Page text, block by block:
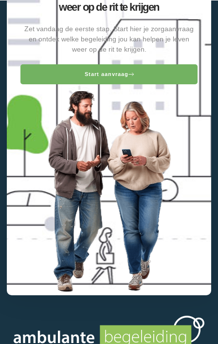
weer op de rit te krijgen
Zet vandaag de eerste stap. Start hier je zorgaanvraag
en ontdek welke begeleiding jou kan helpen je leven
weer op de rit te krijgen.
Start aanvraag